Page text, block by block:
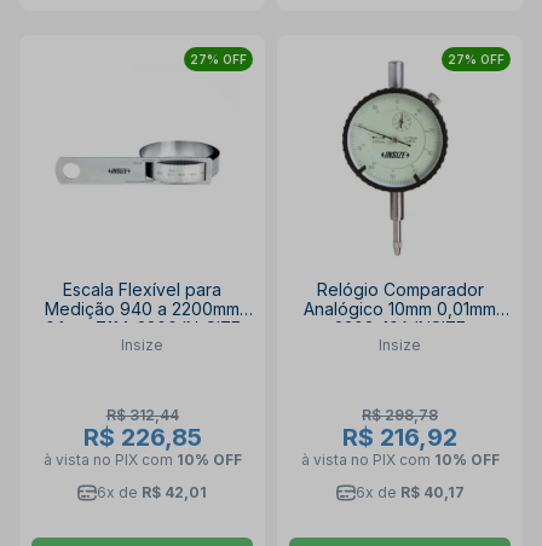
27% OFF
Escala Flexível para
Medição 940 a 2200mm
0.1mm 7114-2200 IN-SIZE
Insize
R$ 312,44
R$ 226,85
à vista no PIX com 10% OFF
6x de R$ 42,01
27% OFF
Relógio Comparador
Analógico 10mm 0,01mm
2308-10A INSIZE
Insize
R$ 298,78
R$ 216,92
à vista no PIX com 10% OFF
6x de R$ 40,17